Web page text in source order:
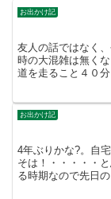
お出かけ記
友人の話ではなく
時の大混雑は無く
道を走ること４０
お出かけ記
4年ぶりかな?。自
そは！・・・・・
る時期なので先日